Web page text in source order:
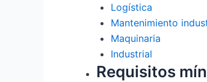
Logística
Mantenimiento
Maquinaria
Industrial
Requisitos